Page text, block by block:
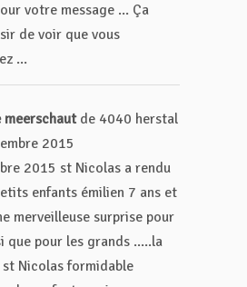
votre message ... Ça
de voir que vous
...
meerschaut de 4040 herstal
2015
2015 st Nicolas a rendu
enfants émilien 7 ans et
merveilleuse surprise pour
que pour les grands .....la
Nicolas formidable